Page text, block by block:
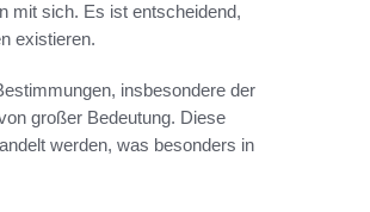
mit sich. Es ist entscheidend,
existieren.
insbesondere der
großer Bedeutung. Diese
werden, was besonders in